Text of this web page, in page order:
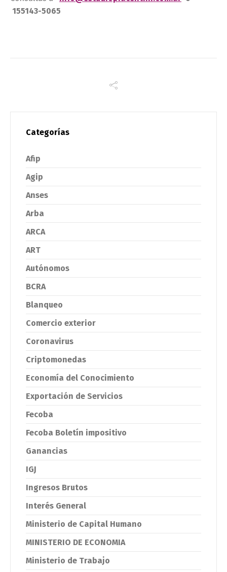
155143-5065
Categorías
Afip
Agip
Anses
Arba
ARCA
ART
Autónomos
BCRA
Blanqueo
Comercio exterior
Coronavirus
Criptomonedas
Economía del Conocimiento
Exportación de Servicios
Fecoba
Fecoba Boletín impositivo
Ganancias
IGJ
Ingresos Brutos
Interés General
Ministerio de Capital Humano
MINISTERIO DE ECONOMIA
Ministerio de Trabajo